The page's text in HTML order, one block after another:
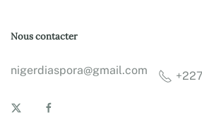
Nous contacter
nigerdiaspora@gmail.com